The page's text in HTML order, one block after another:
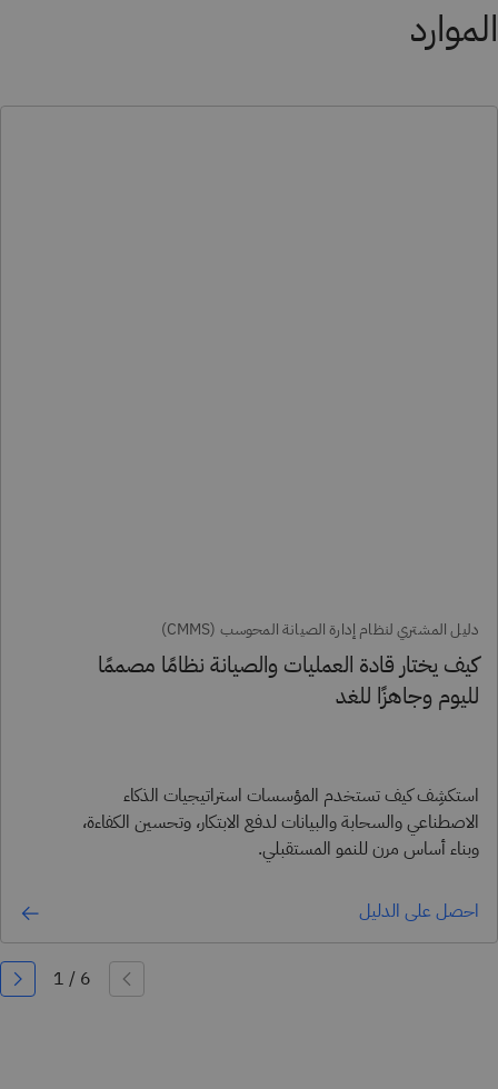
الموارد
دليل المشتري لنظام إدارة الصيانة المحوسب (CMMS)
كيف يختار قادة العمليات والصيانة نظامًا مصممًا
لليوم وجاهزًا للغد
استكشِف كيف تستخدم المؤسسات استراتيجيات الذكاء
الاصطناعي والسحابة والبيانات لدفع الابتكار، وتحسين الكفاءة،
وبناء أساس مرن للنمو المستقبلي.
احصل على الدليل